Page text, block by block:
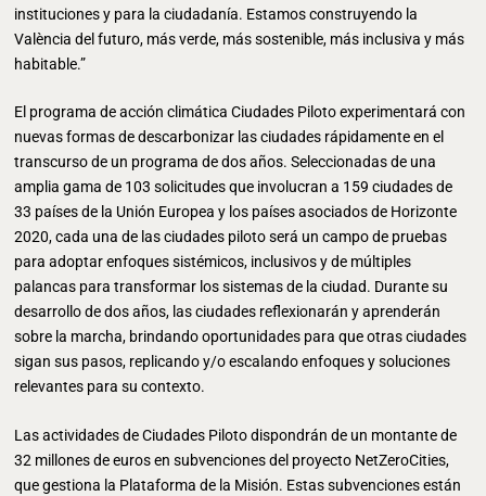
instituciones y para la ciudadanía. Estamos construyendo la
València del futuro, más verde, más sostenible, más inclusiva y más
habitable.”
El programa de acción climática Ciudades Piloto experimentará con
nuevas formas de descarbonizar las ciudades rápidamente en el
transcurso de un programa de dos años. Seleccionadas de una
amplia gama de 103 solicitudes que involucran a 159 ciudades de
33 países de la Unión Europea y los países asociados de Horizonte
2020, cada una de las ciudades piloto será un campo de pruebas
para adoptar enfoques sistémicos, inclusivos y de múltiples
palancas para transformar los sistemas de la ciudad. Durante su
desarrollo de dos años, las ciudades reflexionarán y aprenderán
sobre la marcha, brindando oportunidades para que otras ciudades
sigan sus pasos, replicando y/o escalando enfoques y soluciones
relevantes para su contexto.
Las actividades de Ciudades Piloto dispondrán de un montante de
32 millones de euros en subvenciones del proyecto NetZeroCities,
que gestiona la Plataforma de la Misión. Estas subvenciones están